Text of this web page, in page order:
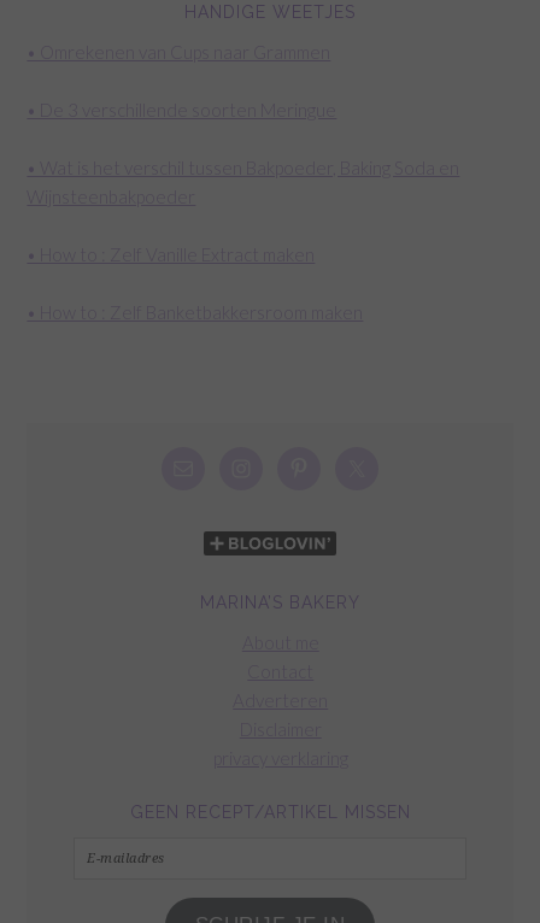
HANDIGE WEETJES
• Omrekenen van Cups naar Grammen
• De 3 verschillende soorten Meringue
• Wat is het verschil tussen Bakpoeder, Baking Soda en
• How to : Zelf Vanille Extract maken
• How to : Zelf Banketbakkersroom maken
MARINA’S BAKERY
GEEN RECEPT/ARTIKEL MISSEN